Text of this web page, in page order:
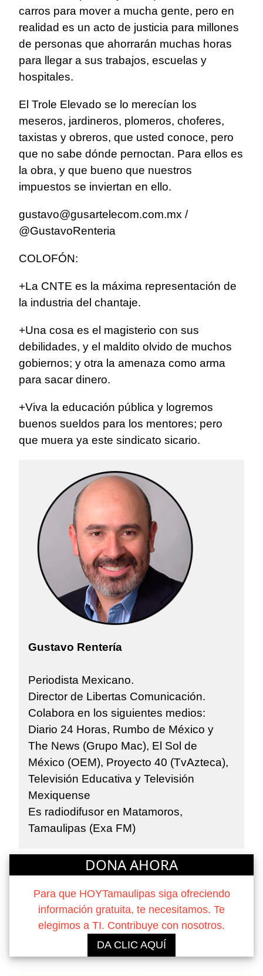
carros para mover a mucha gente, pero en
realidad es un acto de justicia para millones
de personas que ahorrarán muchas horas
para llegar a sus trabajos, escuelas y
hospitales.
El Trole Elevado se lo merecían los
meseros, jardineros, plomeros, choferes,
taxistas y obreros, que usted conoce, pero
que no sabe dónde pernoctan. Para ellos es
la obra, y que bueno que nuestros
impuestos se inviertan en ello.
gustavo@gusartelecom.com.mx /
@GustavoRenteria
COLOFÓN:
+La CNTE es la máxima representación de
la industria del chantaje.
+Una cosa es el magisterio con sus
debilidades, y el maldito olvido de muchos
gobiernos; y otra la amenaza como arma
para sacar dinero.
+Viva la educación pública y logremos
buenos sueldos para los mentores; pero
que muera ya este sindicato sicario.
Gustavo Rentería
Periodista Mexicano.
Director de Libertas Comunicación.
Colabora en los siguientes medios:
Diario 24 Horas, Rumbo de México y
The News (Grupo Mac), El Sol de
México (OEM), Proyecto 40 (TvAzteca),
Televisión Educativa y Televisión
Mexiquense
Es radiodifusor en Matamoros,
Tamaulipas (Exa FM)
DONA AHORA
Para que HOYTamaulipas siga ofreciendo
información gratuita, te necesitamos. Te
elegimos a TI. Contribuye con nosotros.
DA CLIC AQUÍ